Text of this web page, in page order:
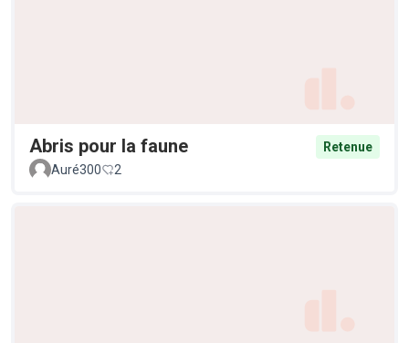
Abris pour la faune
Retenue
Auré300
2